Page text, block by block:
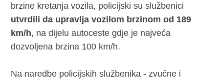
brzine kretanja vozila, policijski su službenici
utvrdili da upravlja vozilom brzinom od 189
km/h, na dijelu autoceste gdje je najveća
dozvoljena brzina 100 km/h.
Na naredbe policijskih službenika - zvučne i